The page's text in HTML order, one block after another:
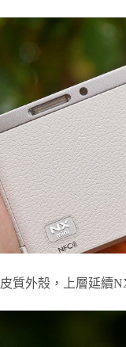
皮質外殼，上層延續